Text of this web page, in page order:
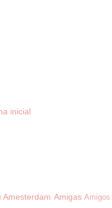
inicial
Amesterdam Amigas Amigos